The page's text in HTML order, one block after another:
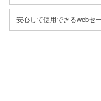
安心して使用できるwebセ